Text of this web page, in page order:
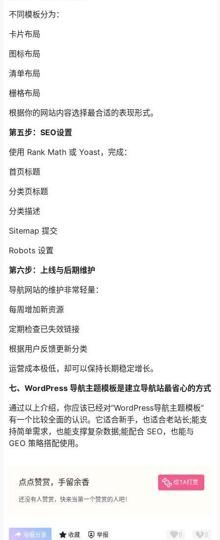
不同模板分为：
卡片布局
图标布局
清单布局
栅格布局
根据你的网站内容选择最合适的表现形式。
第五步：SEO设置
使用 Rank Math 或 Yoast，完成：
首页标题
分类页标题
分类描述
Sitemap 提交
Robots 设置
第六步：上线与后期维护
导航网站的维护非常轻量：
每周增加新资源
定期检查已失效链接
根据用户反馈更新分类
运营成本极低，却可以保持长期稳定增长。
七、WordPress 导航主题模板是建立导航站最省心的方式
通过以上介绍，你应该已经对“WordPress导航主题模板”
有一个比较全面的认识。它适合新手，也适合老站长;能支
持简单需求，也能支撑复杂数据;能配合 SEO，也能与
GEO 策略搭配使用。
点点赞赏，手留余香 给TA打赏
还没有人赞赏，快来当第一个赞赏的人吧！
海报分享 收藏 举报 0 0